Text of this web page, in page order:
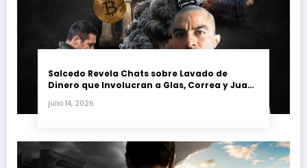
Salcedo Revela Chats sobre Lavado de
Dinero que Involucran a Glas, Correa y Juan
julio 14, 2026